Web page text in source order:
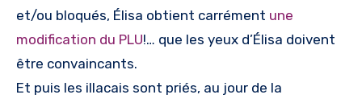
et/ou bloqués, Élisa obtient carrément une
modification du PLU!… que les yeux d’Élisa doivent
être convaincants.
Et puis les illacais sont priés, au jour de la